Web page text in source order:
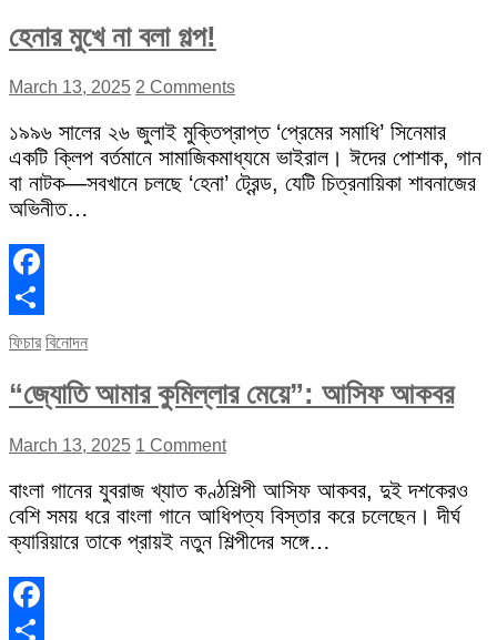
হেনার মুখে না বলা গল্প!
March 13, 2025 2 Comments
১৯৯৬ সালের ২৬ জুলাই মুক্তিপ্রাপ্ত ‘প্রেমের সমাধি’ সিনেমার
একটি ক্লিপ বর্তমানে সামাজিকমাধ্যমে ভাইরাল। ঈদের পোশাক, গান
বা নাটক—সবখানে চলছে ‘হেনা’ ট্রেন্ড, যেটি চিত্রনায়িকা শাবনাজের
অভিনীত…
Facebook
Share
ফিচার বিনোদন
“জ্যোতি আমার কুমিল্লার মেয়ে”: আসিফ আকবর
March 13, 2025 1 Comment
বাংলা গানের যুবরাজ খ্যাত কণ্ঠশিল্পী আসিফ আকবর, দুই দশকেরও
বেশি সময় ধরে বাংলা গানে আধিপত্য বিস্তার করে চলেছেন। দীর্ঘ
ক্যারিয়ারে তাকে প্রায়ই নতুন শিল্পীদের সঙ্গে…
Facebook